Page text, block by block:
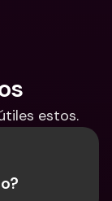
estos.